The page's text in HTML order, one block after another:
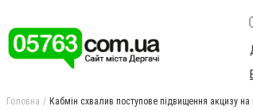
Головна Кабмін схвалив поступове підвищення акцизу на